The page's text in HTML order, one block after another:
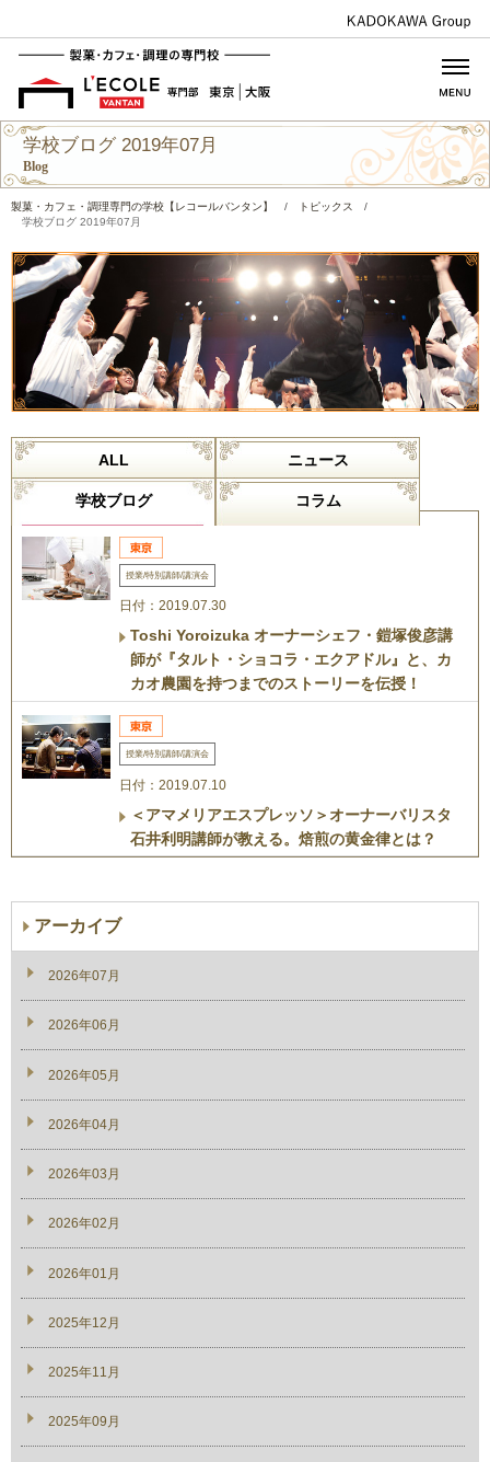
学校ブログ 2019年07月
Blog
製菓・カフェ・調理専門の学校【レコールバンタン】 / トピックス
/
学校ブログ 2019年07月
ALL ニュース
学校ブログ コラム
授業/特別講師/講演会
日付：2019.07.30
Toshi Yoroizuka オーナーシェフ・鎧塚俊彦講
師が『タルト・ショコラ・エクアドル』と、カ
カオ農園を持つまでのストーリーを伝授！
授業/特別講師/講演会
日付：2019.07.10
＜アマメリアエスプレッソ＞オーナーバリスタ
石井利明講師が教える。焙煎の黄金律とは？
アーカイブ
2026年07月
2026年06月
2026年05月
2026年04月
2026年03月
2026年02月
2026年01月
2025年12月
2025年11月
2025年09月